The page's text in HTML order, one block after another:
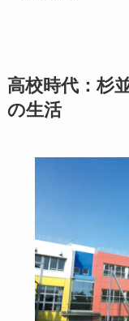
高校時代：杉
の生活